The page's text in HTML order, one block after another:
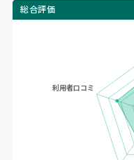
総合評価